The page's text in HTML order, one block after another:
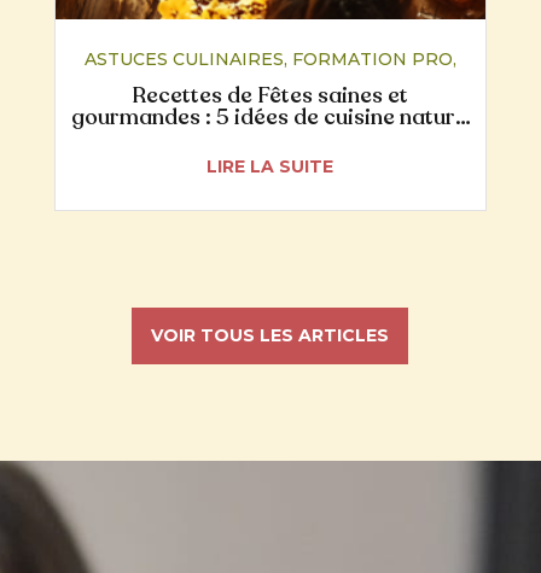
Recettes de Fêtes saines et
gourmandes : 5 idées de cuisine naturo
ASTUCES CULINAIRES, FORMATION PRO,
NUTRITION, RECETTES
LIRE LA SUITE
VOIR TOUS LES ARTICLES